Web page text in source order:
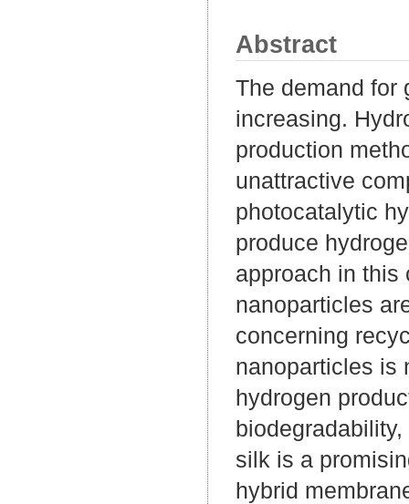
Abstract
The demand for
increasing.
production
unattractive
photocatalytic
produce
approach in this
nanoparticles
concerning
nanoparticles is
hydrogen
silk is a
hybrid